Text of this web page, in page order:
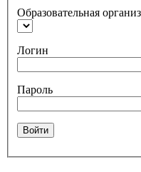
Образовательная
Логин
Пароль
Войти